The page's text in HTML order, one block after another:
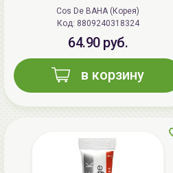
Cos De BAHA (Корея)
Код: 8809240318324
64.90 руб.
в корзину